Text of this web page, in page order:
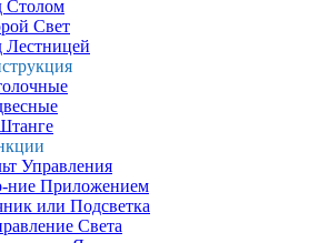
Столом
Свет
Лестницей
Управления
ние Приложением
или Подсветка
Света